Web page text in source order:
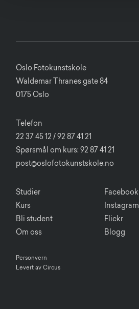
Oslo Fotokunstskole
Waldemar Thranes gate 84
0175 Oslo
Studier
Kurs
Bli student
Om oss
Telefon
22 37 45 12 / 92 87 41 21
Spørsmål om kurs: 92 87 41 21
post@oslofotokunstskole.no
Facebook
Instagram
Flickr
Blogg
Personvern
Levert av Circus